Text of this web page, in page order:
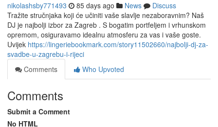
nikolashsby771493 85 days ago News
Discuss
Tražite stručnjaka koji će učiniti vaše slavlje nezaboravnim? Naš
DJ je najbolji izbor za Zagreb . S bogatim portfeljem i vrhunskom
opremom, osiguravamo idealnu atmosferu za vas i vaše goste.
Uvijek https://lingeriebookmark.com/story11502660/najbolji-dj-za-
svadbe-u-zagrebu-i-rijeci
Comments
Who Upvoted
Comments
Submit a Comment
No HTML